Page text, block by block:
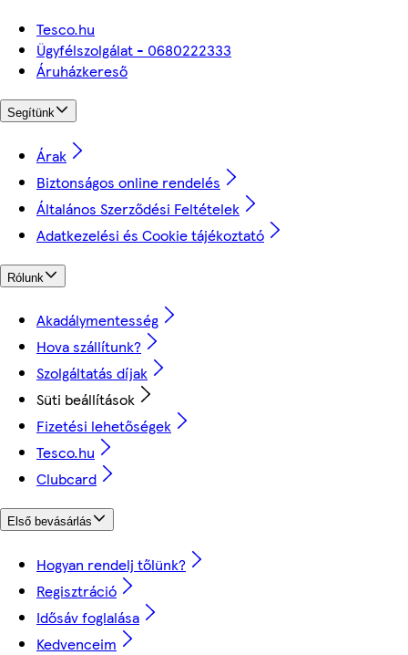
Tesco.hu
Ügyfélszolgálat - 0680222333
Áruházkereső
Segítünk
Árak
Biztonságos online rendelés
Általános Szerződési Feltételek
Adatkezelési és Cookie tájékoztató
Rólunk
Akadálymentesség
Hova szállítunk?
Szolgáltatás díjak
Süti beállítások
Fizetési lehetőségek
Tesco.hu
Clubcard
Első bevásárlás
Hogyan rendelj tőlünk?
Regisztráció
Idősáv foglalása
Kedvenceim